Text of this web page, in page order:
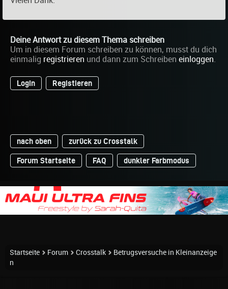
Deine Antwort zu diesem Thema schreiben
Um in diesem Forum schreiben zu können, musst du dich
einmalig registrieren und dann zum Schreiben einloggen.
Login Registieren
nach oben zurück zu Crosstalk
Forum Startseite FAQ dunkler Farbmodus
Startseite Forum Crosstalk
Betrugsversuche in Kleinanzeige
n